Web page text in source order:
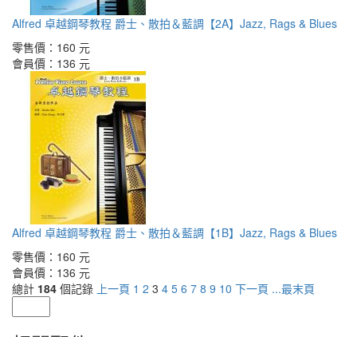
Alfred 卓越鋼琴教程 爵士、散拍＆藍調【2A】Jazz, Rags & Blues
零售價： 160 元
會員價： 136 元
Alfred 卓越鋼琴教程 爵士、散拍＆藍調【1B】Jazz, Rags & Blues
零售價： 160 元
會員價： 136 元
總計 184 個記錄 上一頁 1 2 3 4 5 6 7 8 9 10 下一頁 ...最末頁